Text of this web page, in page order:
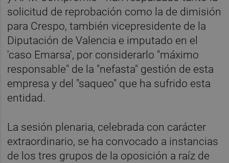
solicitud de reprobación como la de dimisión
para Crespo, también vicepresidente de la
Diputación de Valencia e imputado en el
'caso Emarsa', por considerarlo "máximo
responsable" de la "nefasta" gestión de esta
empresa y del "saqueo" que ha sufrido esta
entidad.
La sesión plenaria, celebrada con carácter
extraordinario, se ha convocado a instancias
de los tres grupos de la oposición a raíz de